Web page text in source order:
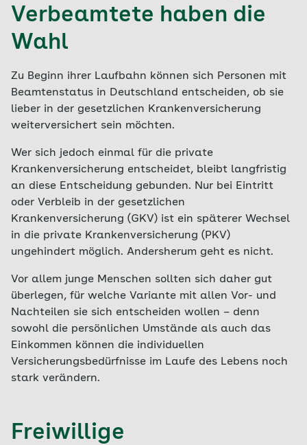
Verbeamtete haben die
Wahl
Zu Beginn ihrer Laufbahn können sich Personen mit
Beamtenstatus in Deutschland entscheiden, ob sie
lieber in der gesetzlichen Krankenversicherung
weiterversichert sein möchten.
Wer sich jedoch einmal für die private
Krankenversicherung entscheidet, bleibt langfristig
an diese Entscheidung gebunden. Nur bei Eintritt
oder Verbleib in der gesetzlichen
Krankenversicherung (GKV) ist ein späterer Wechsel
in die private Krankenversicherung (PKV)
ungehindert möglich. Andersherum geht es nicht.
Vor allem junge Menschen sollten sich daher gut
überlegen, für welche Variante mit allen Vor- und
Nachteilen sie sich entscheiden wollen – denn
sowohl die persönlichen Umstände als auch das
Einkommen können die individuellen
Versicherungsbedürfnisse im Laufe des Lebens noch
stark verändern.
Freiwillige